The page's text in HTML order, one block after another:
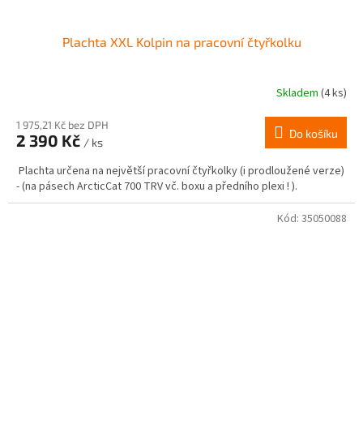
Plachta XXL Kolpin na pracovní čtyřkolku
Skladem (4 ks)
1 975,21 Kč bez DPH
2 390 Kč / ks
Do košíku
Plachta určena na největší pracovní čtyřkolky (i prodloužené verze)
- (na pásech ArcticCat 700 TRV vč. boxu a předního plexi ! ).
Kód: 35050088